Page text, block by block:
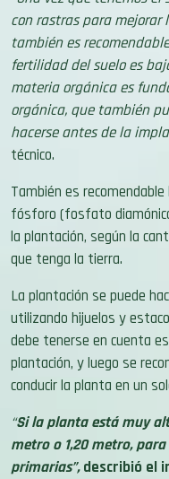
con rastras para mejorar
también es
fertilidad del suelo es
materia orgánica es
orgánica, que también
hacerse antes de la
técnico.
También es
fósforo (fosfato
la plantación, según la
que tenga la tierra.
La plantación se puede
utilizando hijuelos y
debe tenerse en cuenta
plantación, y luego se
conducir la planta en un
“Si la planta está muy
metro o 1,20 metro,
primarias”,describió el